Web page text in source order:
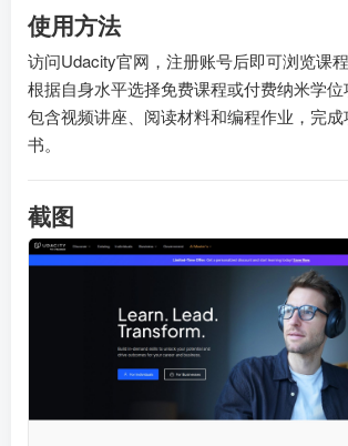
使用方法
访问Udacity官网，注册账号后即可浏览课
根据自身水平选择免费课程或付费纳米学
包含视频讲座、阅读材料和编程作业，完
书。
截图